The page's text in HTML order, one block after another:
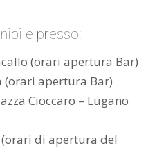
presso:
(orari apertura Bar)
(orari apertura Bar)
Cioccaro – Lugano
(orari di apertura del